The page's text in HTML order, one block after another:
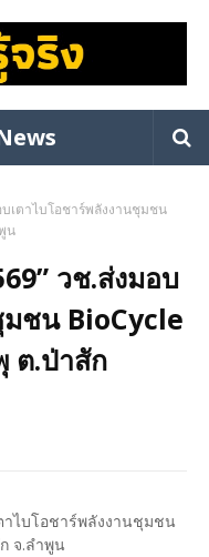
เตาไบโอชาร์พลังงานชุมชน
น
วช.ส่งมอบ
มชน BioCycle
ต.ป่าสัก
าไบโอชาร์พลังงานชุมชน
จ.ลำพูน